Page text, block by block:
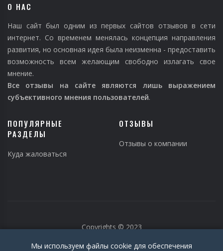
О НАС
Наш сайт был одним из первых сайтов отзывов в сети
интернет. Со временем менялась концепция направления
развития, но основная идея была неизменна - предоставить
возможность всем желающим свободно излагать свое
мнение.
Все отзывы на сайте являются лишь выражением
субъективного мнения пользователей.
ПОПУЛЯРНЫЕ
РАЗДЕЛЫ
Куда жаловаться
ОТЗЫВЫ
Отзывы о компании
Copyrights © 2023
Мы используем файлы cookie для обеспечения